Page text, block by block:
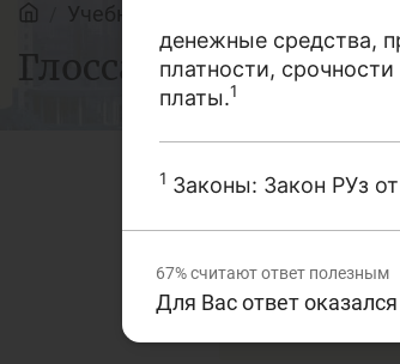
Для банковских
агентов
Учебные материалы
Глоссарий
В этом
текстах,
денежные средства,
платности,
платы.1
1 Законы: Закон РУз
67%считают ответ полезным
Для Вас ответ